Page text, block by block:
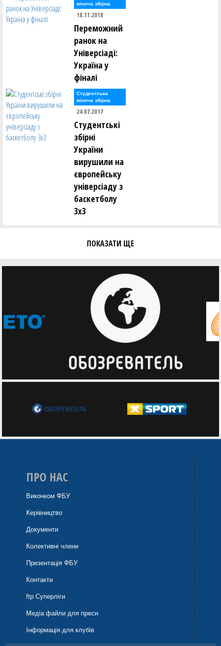
жіноча збірна
18.11.2018
Переможний
ранок на
Універсіаді:
Україна у
фіналі
Студентська
жіноча збірна
24.07.2017
Студентські
збірні
України
вирушили на
європейську
універсіаду з
баскетболу
3х3
ПОКАЗАТИ ЩЕ
ПРО НАС
Виконком ФБУ
Керівництво
Документи
Колективні члени
Презентація ФБУ
Контакти
ftp Суперліги
Медіа файли для преси
Інформація для клубів